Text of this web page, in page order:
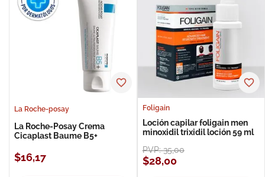
La Roche-posay
La Roche-Posay Crema
Cicaplast Baume B5+
$16,17
Foligain
Loción capilar foligain men
minoxidil trixidil loción 59 ml
PVP:35,00
$28,00